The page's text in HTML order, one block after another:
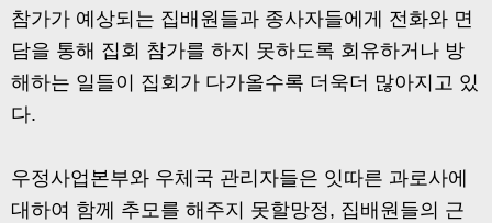
참가가 예상되는 집배원들과 종사자들에게 전화와 면
담을 통해 집회 참가를 하지 못하도록 회유하거나 방
해하는 일들이 집회가 다가올수록 더욱더 많아지고 있
다.
우정사업본부와 우체국 관리자들은 잇따른 과로사에
대하여 함께 추모를 해주지 못할망정, 집배원들의 근